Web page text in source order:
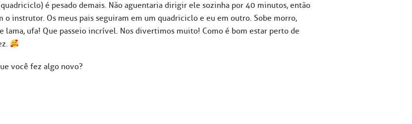
é pesado demais. Não aguentaria dirigir ele sozinha por 40 minutos, então
instrutor. Os meus pais seguiram em um quadriciclo e eu em outro. Sobe morro,
lama, ufa! Que passeio incrível. Nos divertimos muito! Como é bom estar perto de
você fez algo novo?